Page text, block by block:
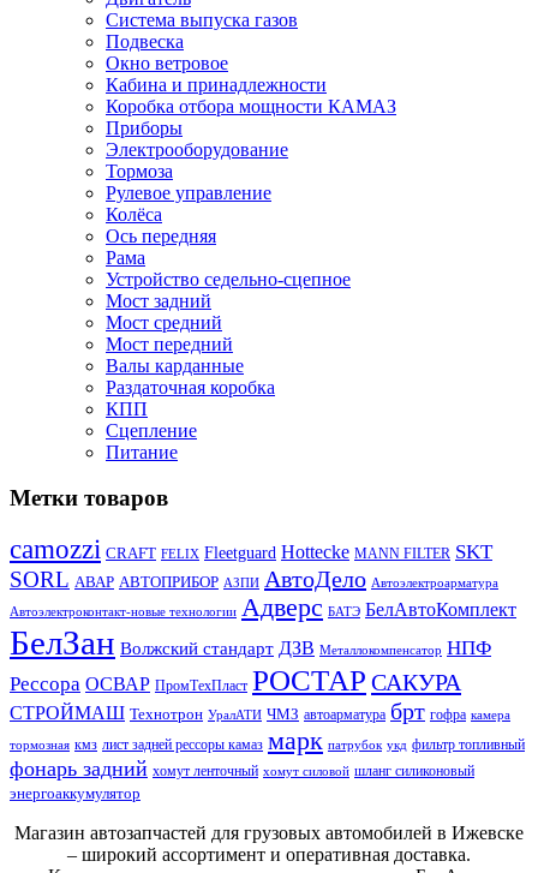
Система выпуска газов
Подвеска
Окно ветровое
Кабина и принадлежности
Коробка отбора мощности КАМАЗ
Приборы
Электрооборудование
Тормоза
Рулевое управление
Колёса
Ось передняя
Рама
Устройство седельно-сцепное
Мост задний
Мост средний
Мост передний
Валы карданные
Раздаточная коробка
КПП
Сцепление
Питание
Метки товаров
camozzi CRAFT FELIX Fleetguard Hottecke MANN FILTER SKT
SORL АВАР АВТОПРИБОР АЗПИ АвтоДело Автоэлектроарматура
Автоэлектроконтакт-новые технологии Адверс БАТЭ БелАвтоКомплект
БелЗан Волжский стандарт ДЗВ Металлокомпенсатор НПФ
Рессора ОСВАР ПромТехПласт РОСТАР САКУРА
СТРОЙМАШ Технотрон УралАТИ ЧМЗ автоарматура брт гофра камера
тормозная кмз лист задней рессоры камаз марк патрубок укд фильтр топливный
фонарь задний хомут ленточный хомут силовой шланг силиконовый
энергоаккумулятор
Магазин автозапчастей для грузовых автомобилей в Ижевске
– широкий ассортимент и оперативная доставка.